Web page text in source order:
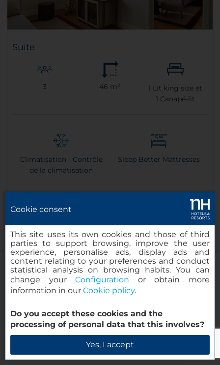
Porta Rossa Hotel Firenze Colbert
Collection
Vérifier la disponibilité
Suite
3 46 m² 1 Lit king size et
1 Canapé-lit
Climatisation - Contrôle
de la climatisation
Sleep Better Mattresses
Télévision à écran plat de
grand format
Douche à effet pluies
Machine à expresso
Cookie consent
This site uses its own cookies and those of third
parties to support browsing, improve the user
experience, personalise ads, display ads and
content relating to your preferences and conduct
statistical analysis on browsing habits. You can
change yourConfiguration or obtain more
information in our Cookie policy.
Do you accept these cookies and the
processing of personal data that this involves?
Yes, I accept